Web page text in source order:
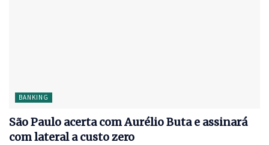
BANKING
São Paulo acerta com Aurélio Buta e assinará
com lateral a custo zero